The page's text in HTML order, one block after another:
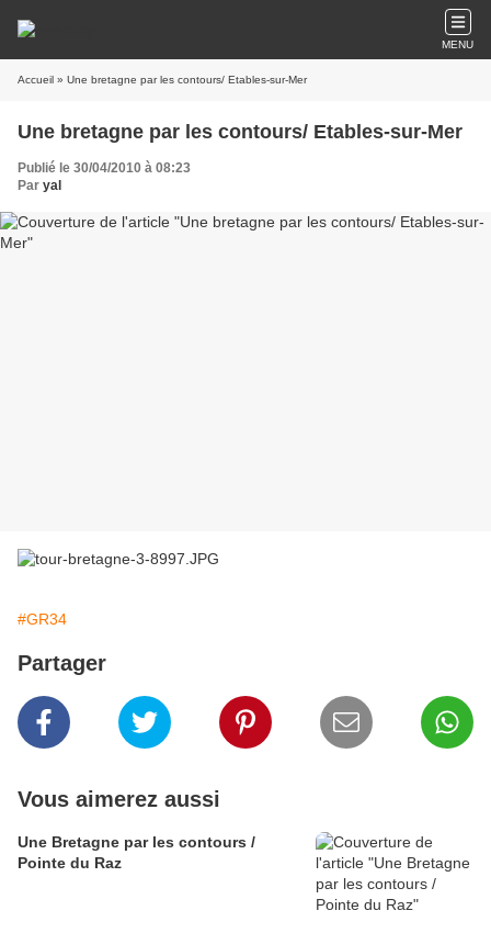
MENU
Accueil » Une bretagne par les contours/ Etables-sur-Mer
Une bretagne par les contours/ Etables-sur-Mer
Publié le 30/04/2010 à 08:23
Par yal
#GR34
Partager
Vous aimerez aussi
Une Bretagne par les contours /
Pointe du Raz